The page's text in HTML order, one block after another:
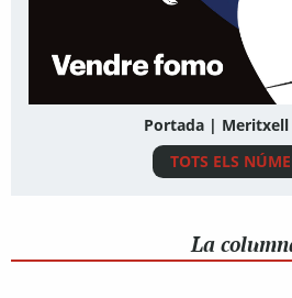
Portada | Meritxell
TOTS ELS
La